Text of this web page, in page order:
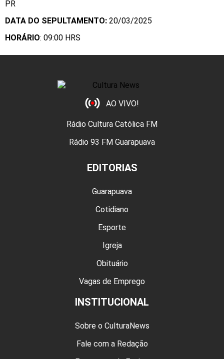
PR
DATA DO SEPULTAMENTO: 20/03/2025
HORÁRIO: 09:00 HRS
AO VIVO!
Rádio Cultura Católica FM
Rádio 93 FM Guarapuava
EDITORIAS
Guarapuava
Cotidiano
Esporte
Igreja
Obituário
Vagas de Emprego
INSTITUCIONAL
Sobre o CulturaNews
Fale com a Redação